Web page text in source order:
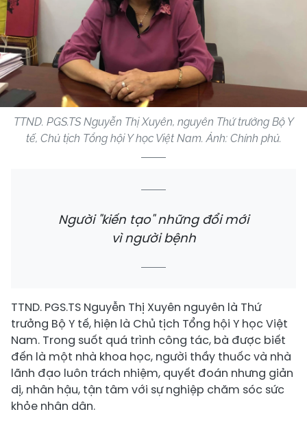
TTND. PGS.TS Nguyễn Thị Xuyên, nguyên Thứ trưởng Bộ Y
tế, Chủ tịch Tổng hội Y học Việt Nam. Ảnh: Chính phủ.
Người "kiến tạo" những đổi mới
vì người bệnh
TTND. PGS.TS Nguyễn Thị Xuyên nguyên là Thứ
trưởng Bộ Y tế, hiện là Chủ tịch Tổng hội Y học Việt
Nam. Trong suốt quá trình công tác, bà được biết
đến là một nhà khoa học, người thầy thuốc và nhà
lãnh đạo luôn trách nhiệm, quyết đoán nhưng giản
dị, nhân hậu, tận tâm với sự nghiệp chăm sóc sức
khỏe nhân dân.